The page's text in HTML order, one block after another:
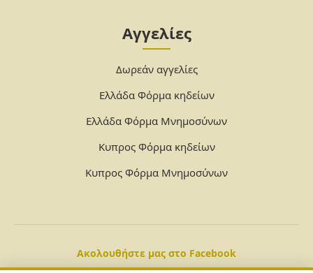
Αγγελίες
Δωρεάν αγγελίες
Ελλάδα Φόρμα κηδείων
Ελλάδα Φόρμα Μνημοσύνων
Κυπρος Φόρμα κηδείων
Κυπρος Φόρμα Μνημοσύνων
Ακολουθήστε μας στο Facebook